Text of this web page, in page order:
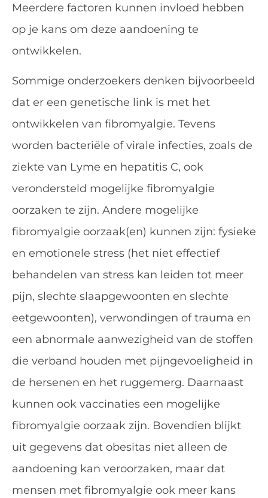
Meerdere factoren kunnen invloed hebben
op je kans om deze aandoening te
ontwikkelen.
Sommige onderzoekers denken bijvoorbeeld
dat er een genetische link is met het
ontwikkelen van fibromyalgie. Tevens
worden bacteriële of virale infecties, zoals de
ziekte van Lyme en hepatitis C, ook
verondersteld mogelijke fibromyalgie
oorzaken te zijn. Andere mogelijke
fibromyalgie oorzaak(en) kunnen zijn: fysieke
en emotionele stress (het niet effectief
behandelen van stress kan leiden tot meer
pijn, slechte slaapgewoonten en slechte
eetgewoonten), verwondingen of trauma en
een abnormale aanwezigheid van de stoffen
die verband houden met pijngevoeligheid in
de hersenen en het ruggemerg. Daarnaast
kunnen ook vaccinaties een mogelijke
fibromyalgie oorzaak zijn. Bovendien blijkt
uit gegevens dat obesitas niet alleen de
aandoening kan veroorzaken, maar dat
mensen met fibromyalgie ook meer kans